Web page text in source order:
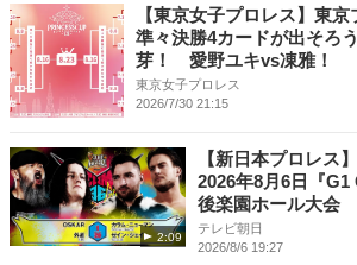
【東京女子プロレス】東
準々決勝4カードが出そろ
芽！ 愛野ユキvs凍雅！
東京女子プロレス
2026/7/30 21:15
2:09
【新日本プロレス
2026年8月6日『G1
後楽園ホール大会
テレビ朝日
2026/8/6 19:27